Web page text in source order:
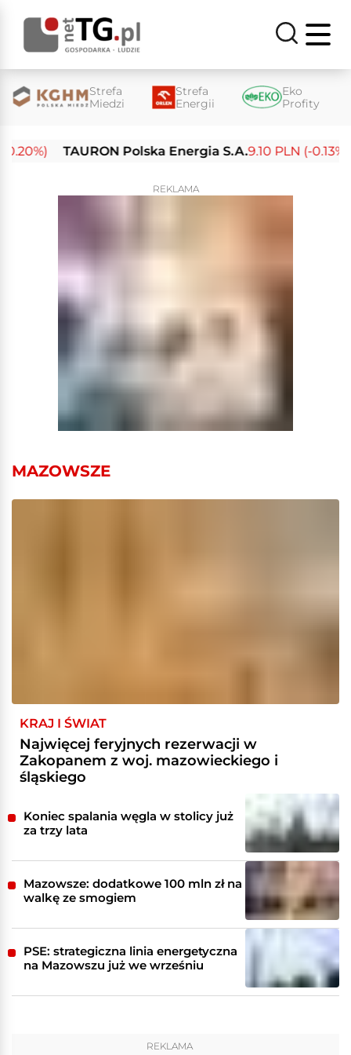
Strefa
Miedzi
Strefa
Energii
Eko
Profity
TAURON Polska Energia S.A.9.10 PLN (-0.13%)
REKLAMA
MAZOWSZE
KRAJ I ŚWIAT
Najwięcej feryjnych rezerwacji w
Zakopanem z woj. mazowieckiego i
śląskiego
Koniec spalania węgla w stolicy już
za trzy lata
Mazowsze: dodatkowe 100 mln zł na
walkę ze smogiem
PSE: strategiczna linia energetyczna
na Mazowszu już we wrześniu
REKLAMA